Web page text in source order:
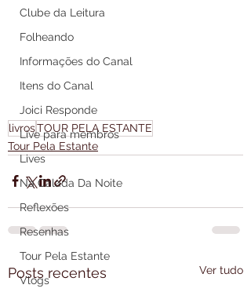
Clube da Leitura
Folheando
Informações do Canal
Itens do Canal
Joici Responde
Live para membros
Lives
Na Calada Da Noite
Reflexões
Resenhas
Tour Pela Estante
Vlogs
livrosTOUR PELA ESTANTE
Tour Pela Estante
Posts recentes Ver tudo